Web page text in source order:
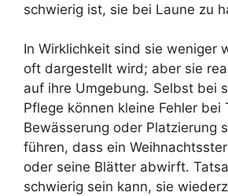
schwierig ist, sie bei Laune zu
In Wirklichkeit sind sie weniger
oft dargestellt wird; aber sie
auf ihre Umgebung. Selbst bei
Pflege können kleine Fehler bei
Bewässerung oder Platzierung
führen, dass ein
oder seine Blätter abwirft.
schwierig sein kann, sie